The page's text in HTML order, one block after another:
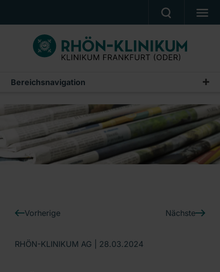
PATIENTEN & ANGEHÖRIGE
BEHANDLUNGSANGEBOT
KLINIK
UNSERE PFLEGESCHULE
Ein Unternehmen der RHÖN-KLINIKUM AG
Bereichsnavigation
Pressemeldungen
Archiv
Vorherige Nächste
RHÖN-KLINIKUM AG | 28.03.2024